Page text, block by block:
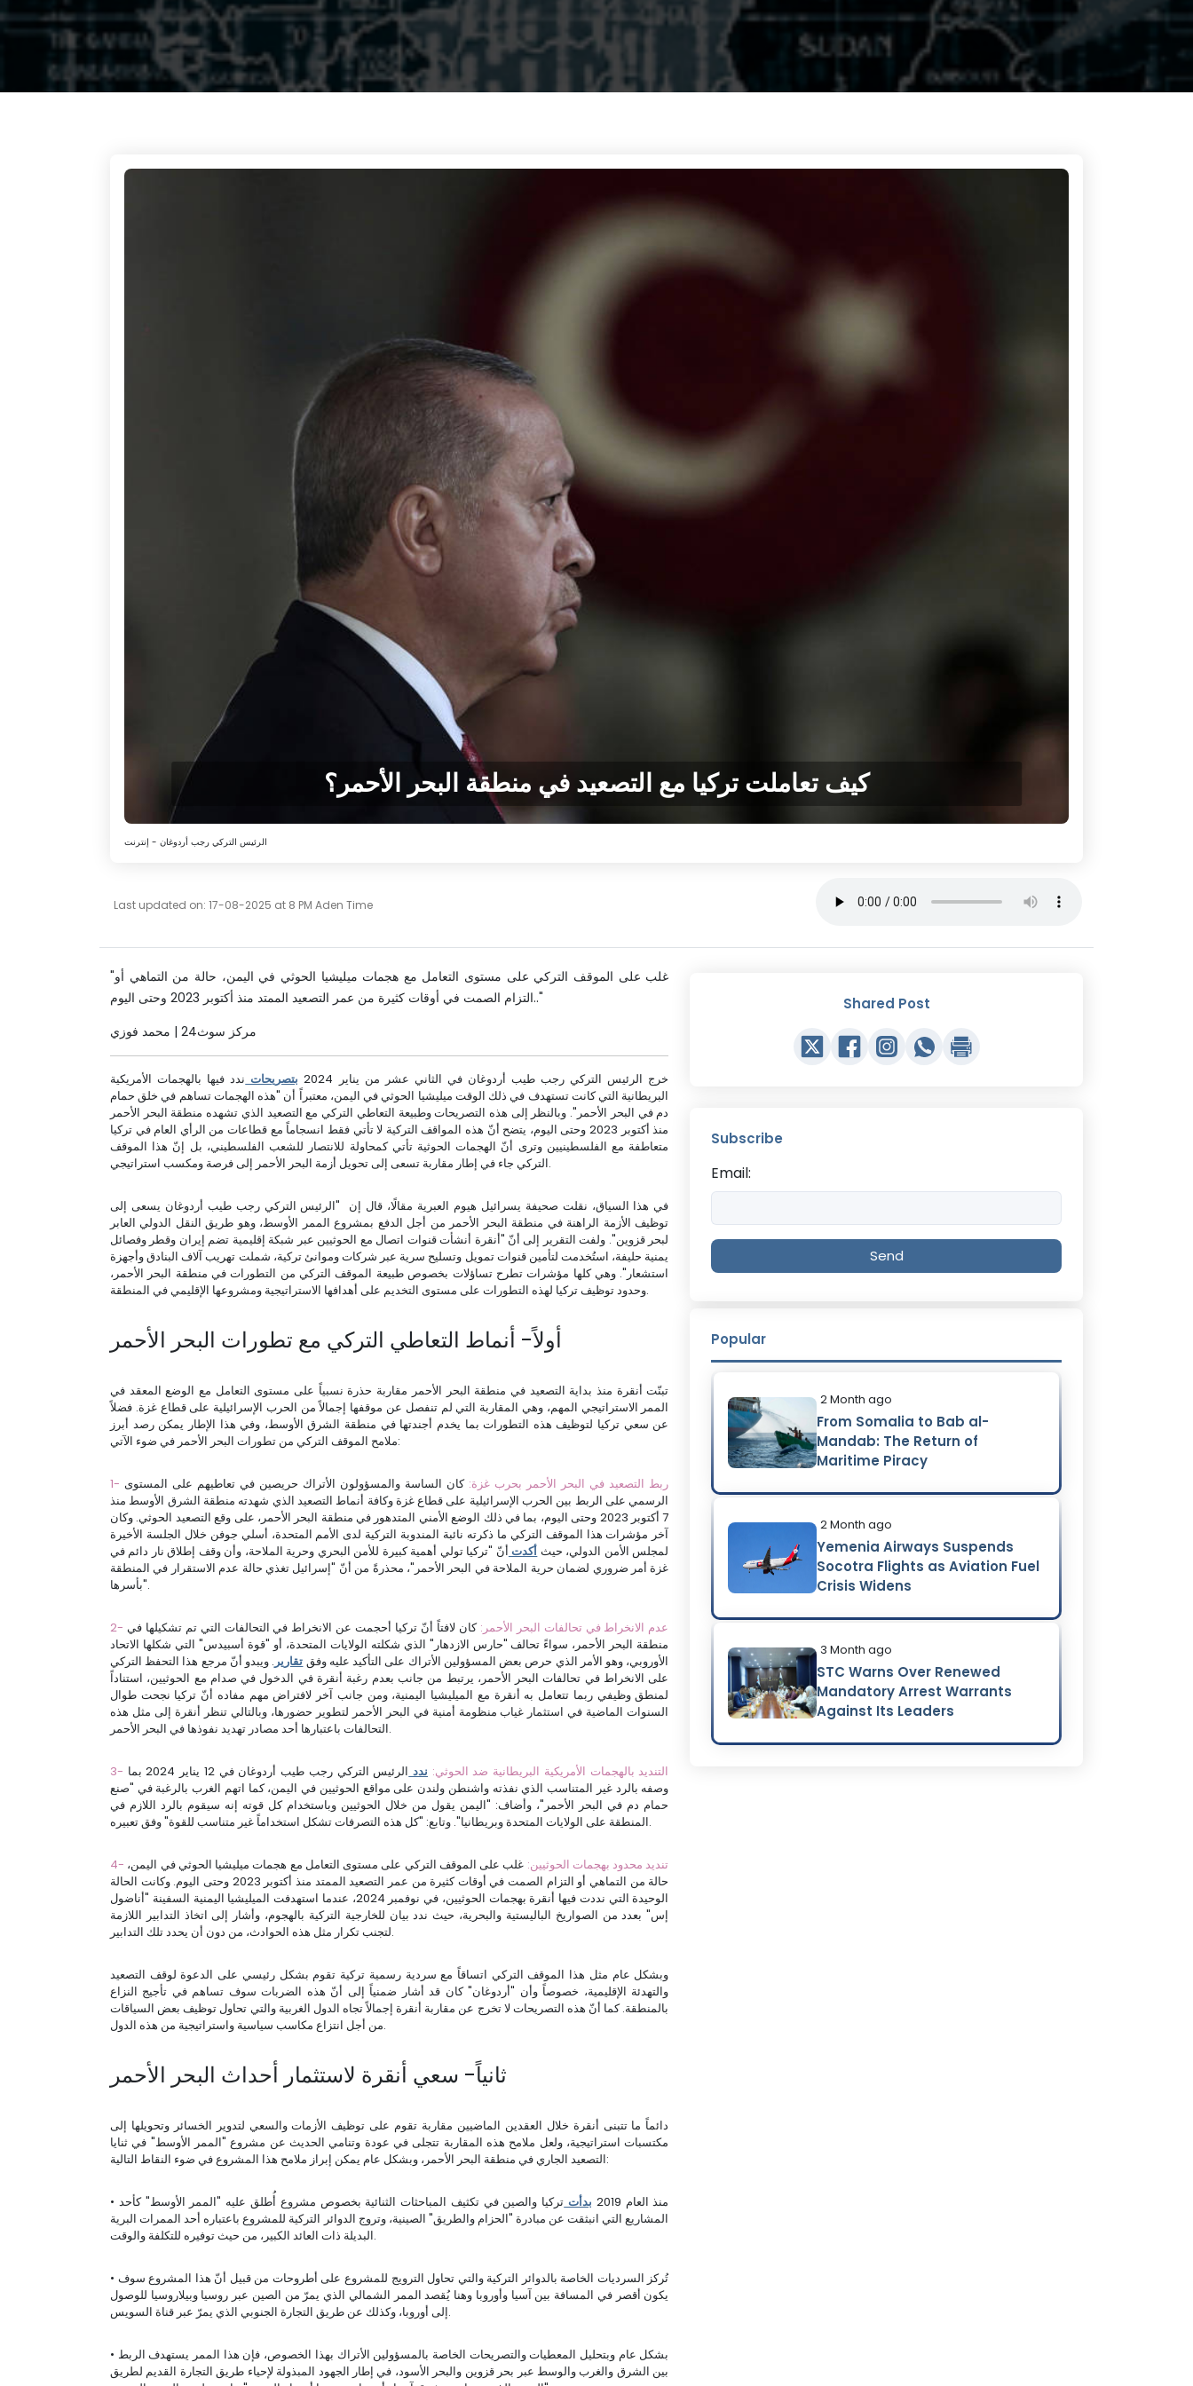
كيف تعاملت تركيا مع التصعيد في منطقة البحر الأحمر؟
الرئيس التركي رجب أردوغان - إنترنت
Last updated on: 17-08-2025 at 8 PM Aden Time
"غلب على الموقف التركي على مستوى التعامل مع هجمات ميليشيا الحوثي في اليمن، حالة من التماهي أو
التزام الصمت في أوقات كثيرة من عمر التصعيد الممتد منذ أكتوبر 2023 وحتى اليوم.."
مركز سوث24 | محمد فوزي
خرج الرئيس التركي رجب طيب أردوغان في الثاني عشر من يناير 2024 بتصريحات ندد فيها بالهجمات الأمريكية
البريطانية التي كانت تستهدف في ذلك الوقت ميليشيا الحوثي في اليمن، معتبراً أن "هذه الهجمات تساهم في خلق حمام
دم في البحر الأحمر". وبالنظر إلى هذه التصريحات وطبيعة التعاطي التركي مع التصعيد الذي تشهده منطقة البحر الأحمر
منذ أكتوبر 2023 وحتى اليوم، يتضح أنّ هذه المواقف التركية لا تأتي فقط انسجاماً مع قطاعات من الرأي العام في تركيا
متعاطفة مع الفلسطينيين وترى أنّ الهجمات الحوثية تأتي كمحاولة للانتصار للشعب الفلسطيني، بل إنّ هذا الموقف
التركي جاء في إطار مقاربة تسعى إلى تحويل أزمة البحر الأحمر إلى فرصة ومكسب استراتيجي.
في هذا السياق، نقلت صحيفة يسرائيل هيوم العبرية مقالًا، قال إن "الرئيس التركي رجب طيب أردوغان يسعى إلى
توظيف الأزمة الراهنة في منطقة البحر الأحمر من أجل الدفع بمشروع الممر الأوسط، وهو طريق النقل الدولي العابر
لبحر قزوين". ولفت التقرير إلى أنّ "أنقرة أنشأت قنوات اتصال مع الحوثيين عبر شبكة إقليمية تضم إيران وقطر وفصائل
يمنية حليفة، استُخدمت لتأمين قنوات تمويل وتسليح سرية عبر شركات وموانئ تركية، شملت تهريب آلاف البنادق وأجهزة
استشعار". وهي كلها مؤشرات تطرح تساؤلات بخصوص طبيعة الموقف التركي من التطورات في منطقة البحر الأحمر،
وحدود توظيف تركيا لهذه التطورات على مستوى التخديم على أهدافها الاستراتيجية ومشروعها الإقليمي في المنطقة.
أولاً- أنماط التعاطي التركي مع تطورات البحر الأحمر
تبنّت أنقرة منذ بداية التصعيد في منطقة البحر الأحمر مقاربة حذرة نسبياً على مستوى التعامل مع الوضع المعقد في
الممر الاستراتيجي المهم، وهي المقاربة التي لم تنفصل عن موقفها إجمالاً من الحرب الإسرائيلية على قطاع غزة. فضلاً
عن سعي تركيا لتوظيف هذه التطورات بما يخدم أجندتها في منطقة الشرق الأوسط، وفي هذا الإطار يمكن رصد أبرز
ملامح الموقف التركي من تطورات البحر الأحمر في ضوء الآتي:
1- ربط التصعيد في البحر الأحمر بحرب غزة: كان الساسة والمسؤولون الأتراك حريصين في تعاطيهم على المستوى
الرسمي على الربط بين الحرب الإسرائيلية على قطاع غزة وكافة أنماط التصعيد الذي شهدته منطقة الشرق الأوسط منذ
7 أكتوبر 2023 وحتى اليوم، بما في ذلك الوضع الأمني المتدهور في منطقة البحر الأحمر، على وقع التصعيد الحوثي. وكان
آخر مؤشرات هذا الموقف التركي ما ذكرته نائبة المندوبة التركية لدى الأمم المتحدة، أسلي جوفن خلال الجلسة الأخيرة
لمجلس الأمن الدولي، حيث أكدت أنّ "تركيا تولي أهمية كبيرة للأمن البحري وحرية الملاحة، وأن وقف إطلاق نار دائم في
غزة أمر ضروري لضمان حرية الملاحة في البحر الأحمر"، محذرةً من أنّ "إسرائيل تغذي حالة عدم الاستقرار في المنطقة
بأسرها".
2- عدم الانخراط في تحالفات البحر الأحمر: كان لافتاً أنّ تركيا أحجمت عن الانخراط في التحالفات التي تم تشكيلها في
منطقة البحر الأحمر، سواءً تحالف "حارس الازدهار" الذي شكلته الولايات المتحدة، أو "قوة أسبيدس" التي شكلها الاتحاد
الأوروبي، وهو الأمر الذي حرص بعض المسؤولين الأتراك على التأكيد عليه وفق تقارير. ويبدو أنّ مرجع هذا التحفظ التركي
على الانخراط في تحالفات البحر الأحمر، يرتبط من جانب بعدم رغبة أنقرة في الدخول في صدام مع الحوثيين، استناداً
لمنطق وظيفي ربما تتعامل به أنقرة مع الميليشيا اليمنية، ومن جانب آخر لافتراض مهم مفاده أنّ تركيا نجحت طوال
السنوات الماضية في استثمار غياب منظومة أمنية في البحر الأحمر لتطوير حضورها، وبالتالي تنظر أنقرة إلى مثل هذه
التحالفات باعتبارها أحد مصادر تهديد نفوذها في البحر الأحمر.
3- التنديد بالهجمات الأمريكية البريطانية ضد الحوثي: ندد
الرئيس التركي رجب طيب أردوغان في 12 يناير 2024 بما
وصفه بالرد غير المتناسب الذي نفذته واشنطن ولندن على مواقع الحوثيين في اليمن، كما اتهم الغرب بالرغبة في "صنع
حمام دم في البحر الأحمر"، وأضاف: "اليمن يقول من خلال الحوثيين وباستخدام كل قوته إنه سيقوم بالرد اللازم في
المنطقة على الولايات المتحدة وبريطانيا". وتابع: "كل هذه التصرفات تشكل استخداماً غير متناسب للقوة" وفق تعبيره.
4- تنديد محدود بهجمات الحوثيين: غلب على الموقف التركي على مستوى التعامل مع هجمات ميليشيا الحوثي في اليمن،
حالة من التماهي أو التزام الصمت في أوقات كثيرة من عمر التصعيد الممتد منذ أكتوبر 2023 وحتى اليوم. وكانت الحالة
الوحيدة التي نددت فيها أنقرة بهجمات الحوثيين، في نوفمبر 2024، عندما استهدفت الميليشيا اليمنية السفينة "أناضول
إس" بعدد من الصواريخ الباليستية والبحرية، حيث ندد بيان للخارجية التركية بالهجوم، وأشار إلى اتخاذ التدابير اللازمة
لتجنب تكرار مثل هذه الحوادث، من دون أن يحدد تلك التدابير.
وبشكل عام مثل هذا الموقف التركي اتساقاً مع سردية رسمية تركية تقوم بشكل رئيسي على الدعوة لوقف التصعيد
والتهدئة الإقليمية، خصوصاً وأن "أردوغان" كان قد أشار ضمنياً إلى أنّ هذه الضربات سوف تساهم في تأجيج النزاع
بالمنطقة. كما أنّ هذه التصريحات لا تخرج عن مقاربة أنقرة إجمالاً تجاه الدول الغربية والتي تحاول توظيف بعض السياقات
من أجل انتزاع مكاسب سياسية واستراتيجية من هذه الدول.
ثانياً- سعي أنقرة لاستثمار أحداث البحر الأحمر
دائماً ما تتبنى أنقرة خلال العقدين الماضيين مقاربة تقوم على توظيف الأزمات والسعي لتدوير الخسائر وتحويلها إلى
مكتسبات استراتيجية، ولعل ملامح هذه المقاربة تتجلى في عودة وتنامي الحديث عن مشروع "الممر الأوسط" في ثنايا
التصعيد الجاري في منطقة البحر الأحمر، وبشكل عام يمكن إبراز ملامح هذا المشروع في ضوء النقاط التالية:
• منذ العام 2019 بدأت تركيا والصين في تكثيف المباحثات الثنائية بخصوص مشروع أُطلق عليه "الممر الأوسط" كأحد
المشاريع التي انبثقت عن مبادرة "الحزام والطريق" الصينية، وتروج الدوائر التركية للمشروع باعتباره أحد الممرات البرية
البديلة ذات العائد الكبير، من حيث توفيره للتكلفة والوقت.
• تُركز السرديات الخاصة بالدوائر التركية والتي تحاول الترويج للمشروع على أطروحات من قبيل أنّ هذا المشروع سوف
يكون أقصر في المسافة بين آسيا وأوروبا وهنا يُقصد الممر الشمالي الذي يمرّ من الصين عبر روسيا وبيلاروسيا للوصول
إلى أوروبا، وكذلك عن طريق التجارة الجنوبي الذي يمرّ عبر قناة السويس.
• بشكل عام وبتحليل المعطيات والتصريحات الخاصة بالمسؤولين الأتراك بهذا الخصوص، فإن هذا الممر يستهدف الربط
بين الشرق والغرب والوسط عبر بحر قزوين والبحر الأسود، في إطار الجهود المبذولة لإحياء طريق التجارة القديم لطريق
Shared Post
Subscribe
Email:
Send
Popular
2 Month ago
From Somalia to Bab al-
Mandab: The Return of
Maritime Piracy
2 Month ago
Yemenia Airways Suspends
Socotra Flights as Aviation Fuel
Crisis Widens
3 Month ago
STC Warns Over Renewed
Mandatory Arrest Warrants
Against Its Leaders